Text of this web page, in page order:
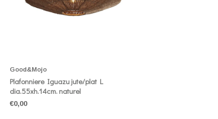
Good&Mojo
Plafonniere Iguazu jute/plat L
dia.55xh.14cm. naturel
€0,00